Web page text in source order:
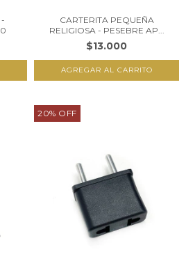
CARTERITA PEQUEÑA
RELIGIOSA - PESEBRE AP...
$13.000
20% OFF